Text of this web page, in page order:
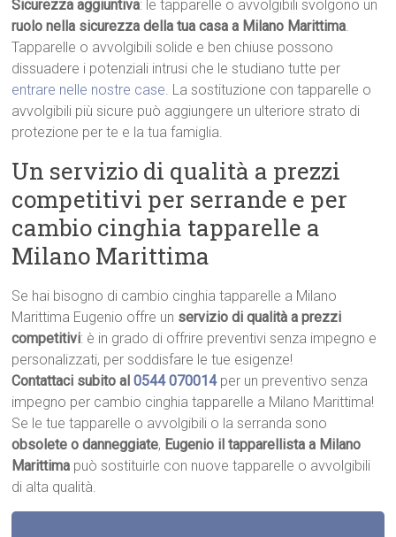
Sicurezza aggiuntiva: le tapparelle o avvolgibili svolgono un
ruolo nella sicurezza della tua casa a Milano Marittima.
Tapparelle o avvolgibili solide e ben chiuse possono
dissuadere i potenziali intrusi che le studiano tutte per
entrare nelle nostre case. La sostituzione con tapparelle o
avvolgibili più sicure può aggiungere un ulteriore strato di
protezione per te e la tua famiglia.
Un servizio di qualità a prezzi
competitivi per serrande e per
cambio cinghia tapparelle a
Milano Marittima
Se hai bisogno di cambio cinghia tapparelle a Milano
Marittima Eugenio offre un servizio di qualità a prezzi
competitivi: è in grado di offrire preventivi senza impegno e
personalizzati, per soddisfare le tue esigenze!
Contattaci subito al0544 070014 per un preventivo senza
impegno per cambio cinghia tapparelle a Milano Marittima!
Se le tue tapparelle o avvolgibili o la serranda sono
obsolete o danneggiate, Eugenio il tapparellista a Milano
Marittima può sostituirle con nuove tapparelle o avvolgibili
di alta qualità.